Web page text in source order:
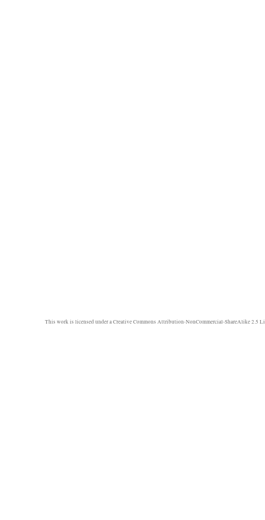
This work is licensed under aCreative Commons Attribution-NonCommercial-ShareAlike 2.5